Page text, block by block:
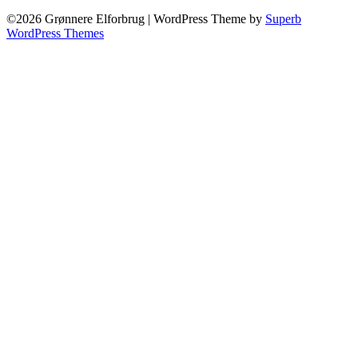
©2026 Grønnere Elforbrug | WordPress Theme by Superb
WordPress Themes